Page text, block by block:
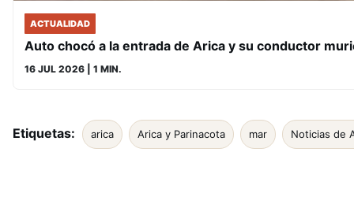
ACTUALIDAD
Auto chocó a la entrada de Arica y su conductor
16 JUL 2026 | 1 MIN.
Etiquetas: arica Arica y Parinacota mar Noticias de